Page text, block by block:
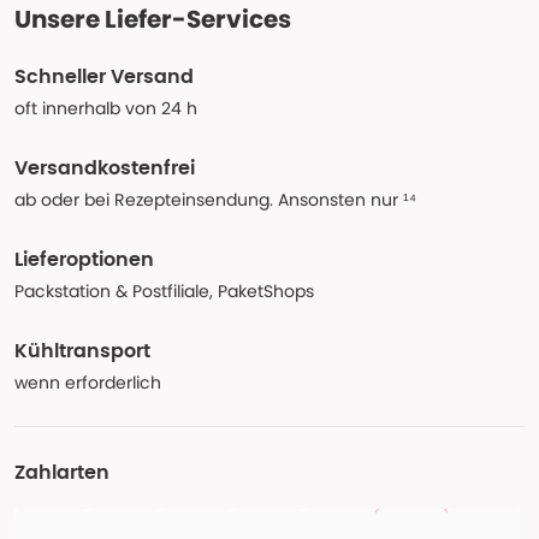
Unsere Liefer-Services
Schneller Versand
oft innerhalb von 24 h
Versandkostenfrei
ab oder bei Rezepteinsendung. Ansonsten nur ¹⁴
Lieferoptionen
Packstation & Postfiliale, PaketShops
Kühltransport
wenn erforderlich
Zahlarten